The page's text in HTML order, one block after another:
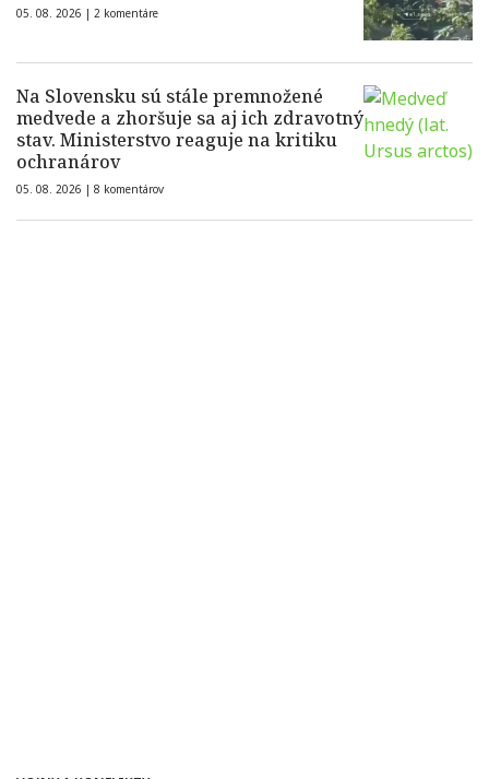
05. 08. 2026 | 2 komentáre
Na Slovensku sú stále premnožené
medvede a zhoršuje sa aj ich zdravotný
stav. Ministerstvo reaguje na kritiku
ochranárov
05. 08. 2026 | 8 komentárov